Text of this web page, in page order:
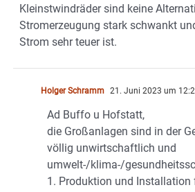
Kleinstwindräder sind keine
Stromerzeugung stark schwankt
Strom sehr teuer ist.
Holger Schramm 21. Juni 2023 um
Ad Buffo u Hofstatt,
die Großanlagen sind in der
völlig unwirtschaftlich und
umwelt-/klima-/
1. Produktion und Installation